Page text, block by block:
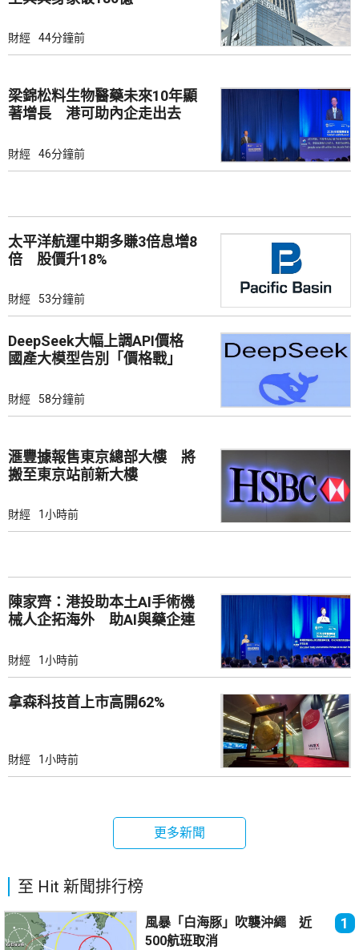
財經 44分鐘前
梁錦松料生物醫藥未來10年顯
著增長 港可助內企走出去
財經 46分鐘前
太平洋航運中期多賺3倍息增8
倍 股價升18%
財經 53分鐘前
DeepSeek大幅上調API價格
國產大模型告別「價格戰」
財經 58分鐘前
滙豐據報售東京總部大樓 將
搬至東京站前新大樓
財經 1小時前
陳家齊：港投助本土AI手術機
械人企拓海外 助AI與藥企連
財經 1小時前
拿森科技首上市高開62%
財經 1小時前
更多新聞
至 Hit 新聞排行榜
風暴「白海豚」吹襲沖繩 近
500航班取消
1